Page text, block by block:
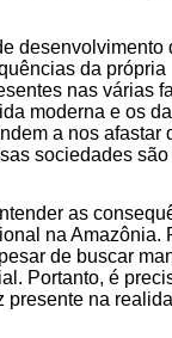
desenvolvimento
da própria
nas várias
moderna e os
a nos afastar
sociedades
as
na Amazônia.
de buscar
Portanto, é
presente na